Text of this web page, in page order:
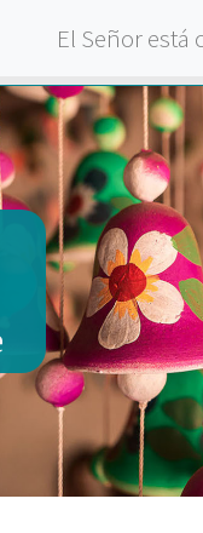
El Señor está